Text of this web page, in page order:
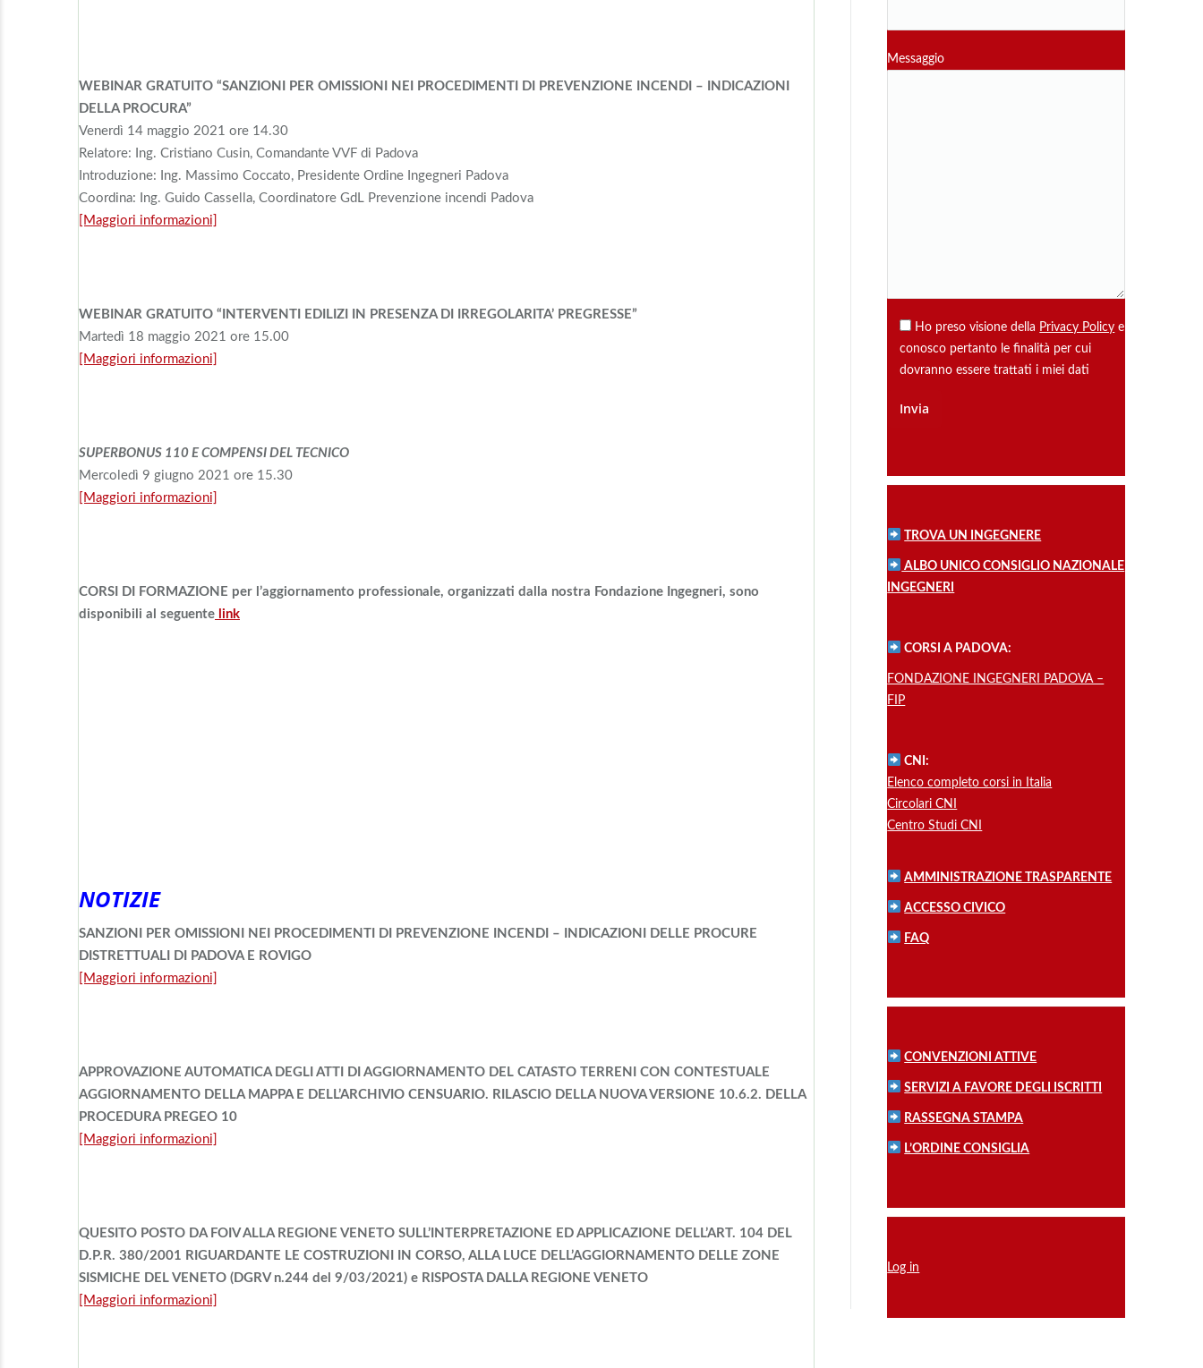
WEBINAR GRATUITO “SANZIONI PER OMISSIONI NEI PROCEDIMENTI DI PREVENZIONE INCENDI – INDICAZIONI
DELLA PROCURA”
Venerdì 14 maggio 2021 ore 14.30
Relatore: Ing. Cristiano Cusin, Comandante VVF di Padova
Introduzione: Ing. Massimo Coccato, Presidente Ordine Ingegneri Padova
Coordina: Ing. Guido Cassella, Coordinatore GdL Prevenzione incendi Padova
[Maggiori informazioni]
WEBINAR GRATUITO “INTERVENTI EDILIZI IN PRESENZA DI IRREGOLARITA’ PREGRESSE”
Martedì 18 maggio 2021 ore 15.00
[Maggiori informazioni]
SUPERBONUS 110 E COMPENSI DEL TECNICO
Mercoledì 9 giugno 2021 ore 15.30
[Maggiori informazioni]
CORSI DI FORMAZIONE per l’aggiornamento professionale, organizzati dalla nostra Fondazione Ingegneri, sono
disponibili al seguente link
NOTIZIE
SANZIONI PER OMISSIONI NEI PROCEDIMENTI DI PREVENZIONE INCENDI – INDICAZIONI DELLE PROCURE
DISTRETTUALI DI PADOVA E ROVIGO
[Maggiori informazioni]
APPROVAZIONE AUTOMATICA DEGLI ATTI DI AGGIORNAMENTO DEL CATASTO TERRENI CON CONTESTUALE
AGGIORNAMENTO DELLA MAPPA E DELL’ARCHIVIO CENSUARIO. RILASCIO DELLA NUOVA VERSIONE 10.6.2. DELLA
PROCEDURA PREGEO 10
[Maggiori informazioni]
QUESITO POSTO DA FOIV ALLA REGIONE VENETO SULL’INTERPRETAZIONE ED APPLICAZIONE DELL’ART. 104 DEL
D.P.R. 380/2001 RIGUARDANTE LE COSTRUZIONI IN CORSO, ALLA LUCE DELL’AGGIORNAMENTO DELLE ZONE
SISMICHE DEL VENETO (DGRV n.244 del 9/03/2021) e RISPOSTA DALLA REGIONE VENETO
[Maggiori informazioni]
Messaggio
Ho preso visione della Privacy Policy e
conosco pertanto le finalità per cui
dovranno essere trattati i miei dati
TROVA UN INGEGNERE
ALBO UNICO CONSIGLIO NAZIONALE
INGEGNERI
CORSI A PADOVA:
FONDAZIONE INGEGNERI PADOVA –
FIP
CNI:
Elenco completo corsi in Italia
Circolari CNI
Centro Studi CNI
AMMINISTRAZIONE TRASPARENTE
ACCESSO CIVICO
FAQ
CONVENZIONI ATTIVE
SERVIZI A FAVORE DEGLI ISCRITTI
RASSEGNA STAMPA
L’ORDINE CONSIGLIA
Log in